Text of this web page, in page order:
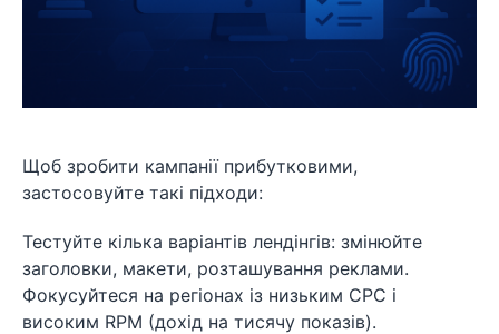
Щоб зробити кампанії прибутковими,
застосовуйте такі підходи:
Тестуйте кілька варіантів лендінгів: змінюйте
заголовки, макети, розташування реклами.
Фокусуйтеся на регіонах із низьким CPC і
високим RPM (дохід на тисячу показів).